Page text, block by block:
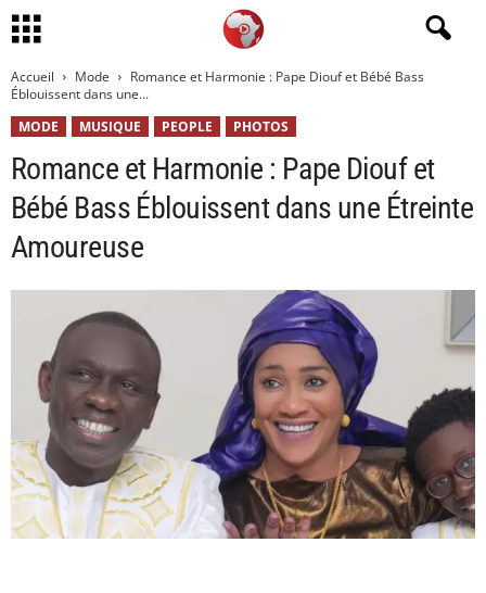
Accueil Mode
Romance et Harmonie : Pape Diouf et Bébé Bass
Éblouissent dans une...
MODE
MUSIQUE PEOPLE PHOTOS
Romance et Harmonie : Pape Diouf et
Bébé Bass Éblouissent dans une Étreinte
Amoureuse